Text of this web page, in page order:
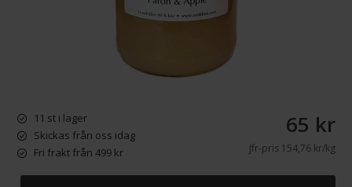
11 st i lager
Skickas från oss idag
Fri frakt från 499 kr
65 kr
Jfr-pris154,76 kr/kg